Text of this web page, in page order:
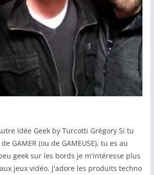
Idée Geek by Turcotti Grégory Si tu
GAMER (ou de GAMEUSE), tu es au
geek sur les bords je m'intéresse plus
jeux vidéo. J'adore les produits techno